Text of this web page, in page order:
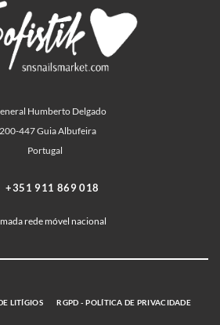
Humberto Delgado
447 Guia Albufeira
Portugal
+351 911 869 018
rede móvel nacional
LITÍGIOS RGPD - POLÍTICA DE PRIVACIDADE